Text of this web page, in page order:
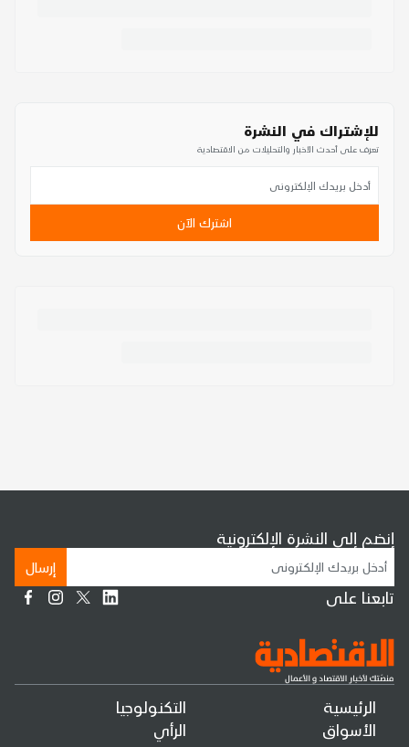
للإشتراك في النشرة
تعرف على أحدث الأخبار والتحليلات من الاقتصادية
اشترك الآن
الرئيسية
الأسواق
التكنولوجيا
الرأي
إنضم إلى النشرة الإلكترونية
إرسال
تابعنا على